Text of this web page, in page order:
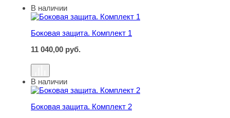
Боковая защита. Комплект 1
В наличии
Боковая защита. Комплект 1
11 040,00 руб.
Боковая защита. Комплект 2
В наличии
Боковая защита. Комплект 2